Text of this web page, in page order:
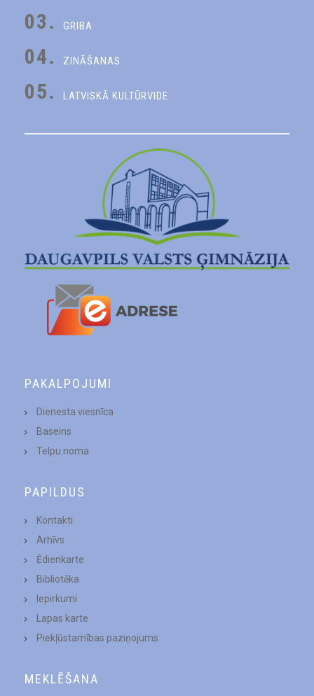
03. GRIBA
04. ZINĀŠANAS
05. LATVISKĀ KULTŪRVIDE
PAKALPOJUMI
Dienesta viesnīca
Baseins
Telpu noma
PAPILDUS
Kontakti
Arhīvs
Ēdienkarte
Bibliotēka
Iepirkumi
Lapas karte
Piekļūstamības paziņojums
MEKLĒŠANA